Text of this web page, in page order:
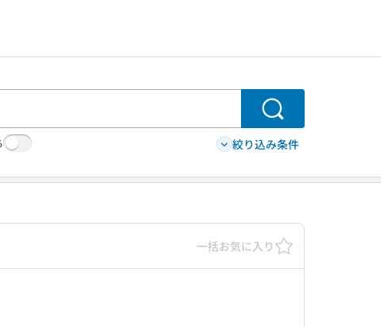
検索
絞り込み条件
一括お気に入り